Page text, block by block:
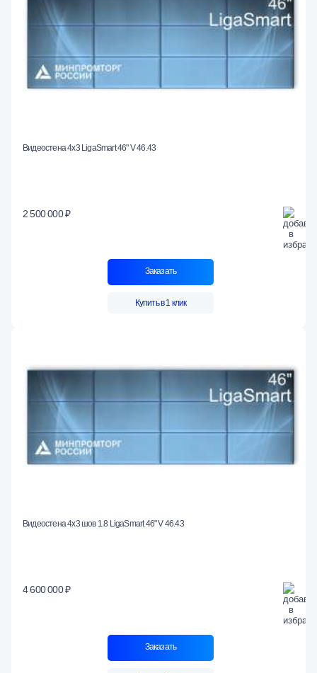
Видеостена 4x3 LigaSmart 46" V 46.43
2 500 000 ₽
Заказать
Купить в 1 клик
Видеостена 4x3 шов 1.8 LigaSmart 46" V 46.43
4 600 000 ₽
Заказать